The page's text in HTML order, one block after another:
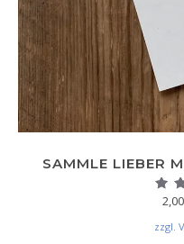
SAMMLE LIEBER
2,00
zzgl.